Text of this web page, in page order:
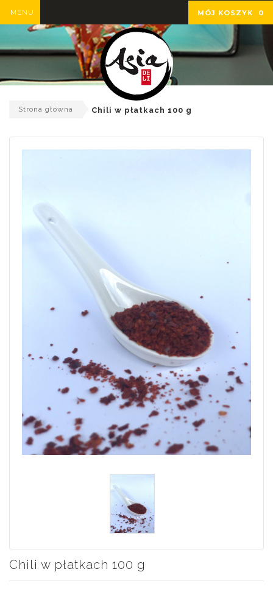
MÓJ KOSZYK 0
MENU
Strona główna Chili w płatkach 100 g
Chili w płatkach 100 g